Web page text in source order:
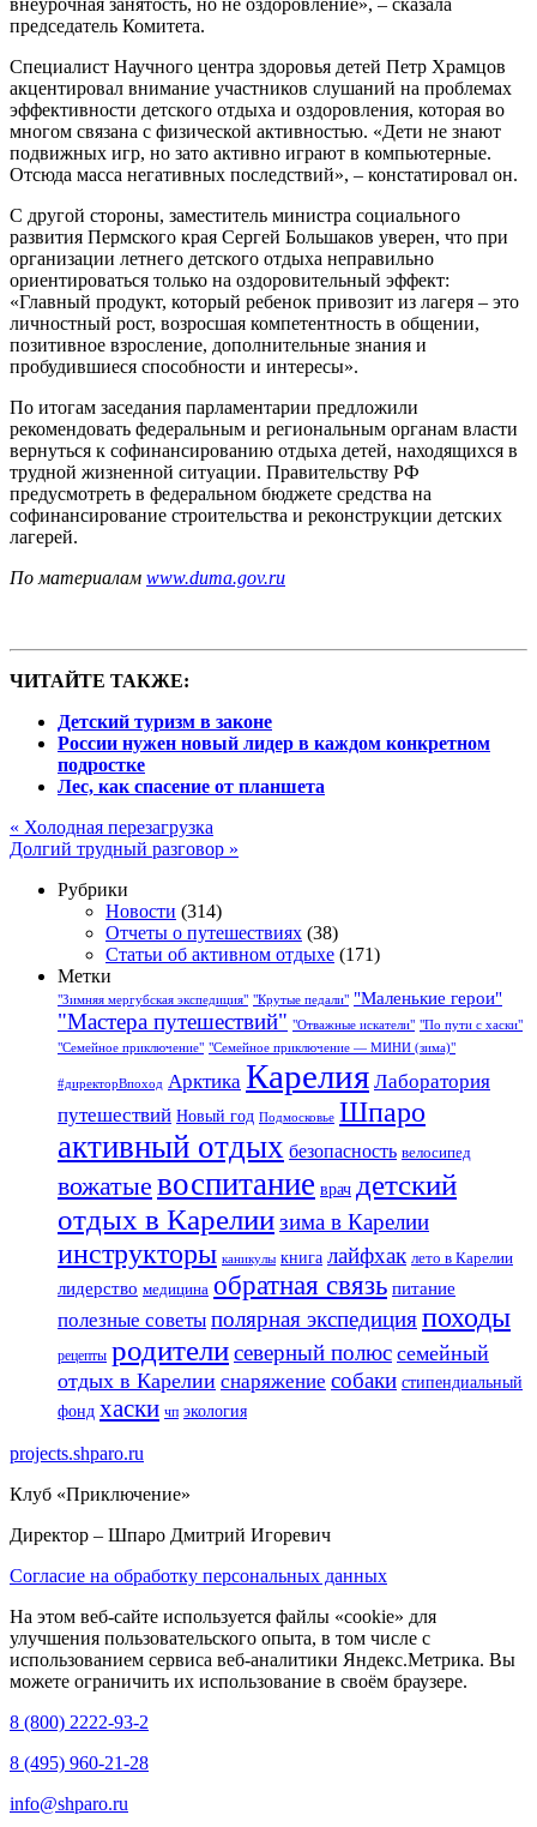
внеурочная занятость, но не оздоровление», – сказала
председатель Комитета.
Специалист Научного центра здоровья детей Петр Храмцов
акцентировал внимание участников слушаний на проблемах
эффективности детского отдыха и оздоровления, которая во
многом связана с физической активностью. «Дети не знают
подвижных игр, но зато активно играют в компьютерные.
Отсюда масса негативных последствий», – констатировал он.
С другой стороны, заместитель министра социального
развития Пермского края Сергей Большаков уверен, что при
организации летнего детского отдыха неправильно
ориентироваться только на оздоровительный эффект:
«Главный продукт, который ребенок привозит из лагеря – это
личностный рост, возросшая компетентность в общении,
позитивное взросление, дополнительные знания и
пробудившиеся способности и интересы».
По итогам заседания парламентарии предложили
рекомендовать федеральным и региональным органам власти
вернуться к софинансированию отдыха детей, находящихся в
трудной жизненной ситуации. Правительству РФ
предусмотреть в федеральном бюджете средства на
софинансирование строительства и реконструкции детских
лагерей.
По материалам www.duma.gov.ru
ЧИТАЙТЕ ТАКЖЕ:
Детский туризм в законе
России нужен новый лидер в каждом конкретном
подростке
Лес, как спасение от планшета
« Холодная перезагрузка
Долгий трудный разговор »
Рубрики
Новости (314)
Отчеты о путешествиях (38)
Статьи об активном отдыхе (171)
Метки
"Зимняя мергубская экспедиция" "Крутые педали" "Маленькие герои"
"Мастера путешествий" "Отважные искатели" "По пути с хаски"
"Семейное приключение" "Семейное приключение — МИНИ (зима)"
#директорВпоход Арктика Карелия Лаборатория
путешествий Новый год Подмосковье Шпаро
активный отдых безопасность велосипед
вожатые воспитание врач детский
отдых в Карелиизима в Карелии
инструкторы каникулы книга лайфхак лето в Карелии
лидерство медицина обратная связь питание
полезные советы полярная экспедицияпоходы
рецепты родителисеверный полюс семейный
отдых в Карелии снаряжение собаки стипендиальный
фонд хаски чп экология
projects.shparo.ru
Клуб «Приключение»
Директор – Шпаро Дмитрий Игоревич
Согласие на обработку персональных данных
На этом веб-сайте используется файлы «cookie» для
улучшения пользовательского опыта, в том числе с
использованием сервиса веб-аналитики Яндекс.Метрика. Вы
можете ограничить их использование в своём браузере.
8 (800) 2222-93-2
8 (495) 960-21-28
info@shparo.ru